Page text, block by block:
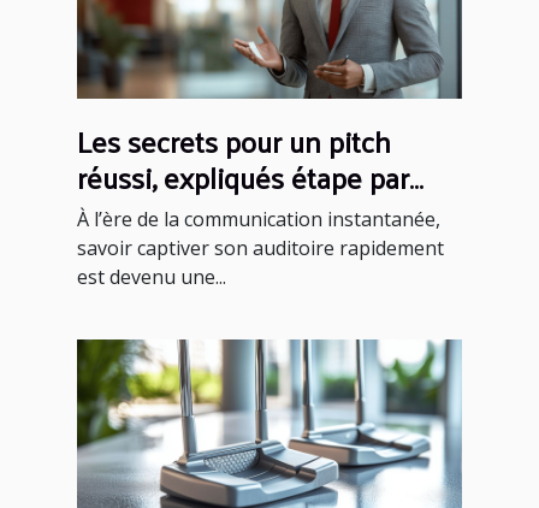
Les secrets pour un pitch
réussi, expliqués étape par
étape
À l’ère de la communication instantanée,
savoir captiver son auditoire rapidement
est devenu une...